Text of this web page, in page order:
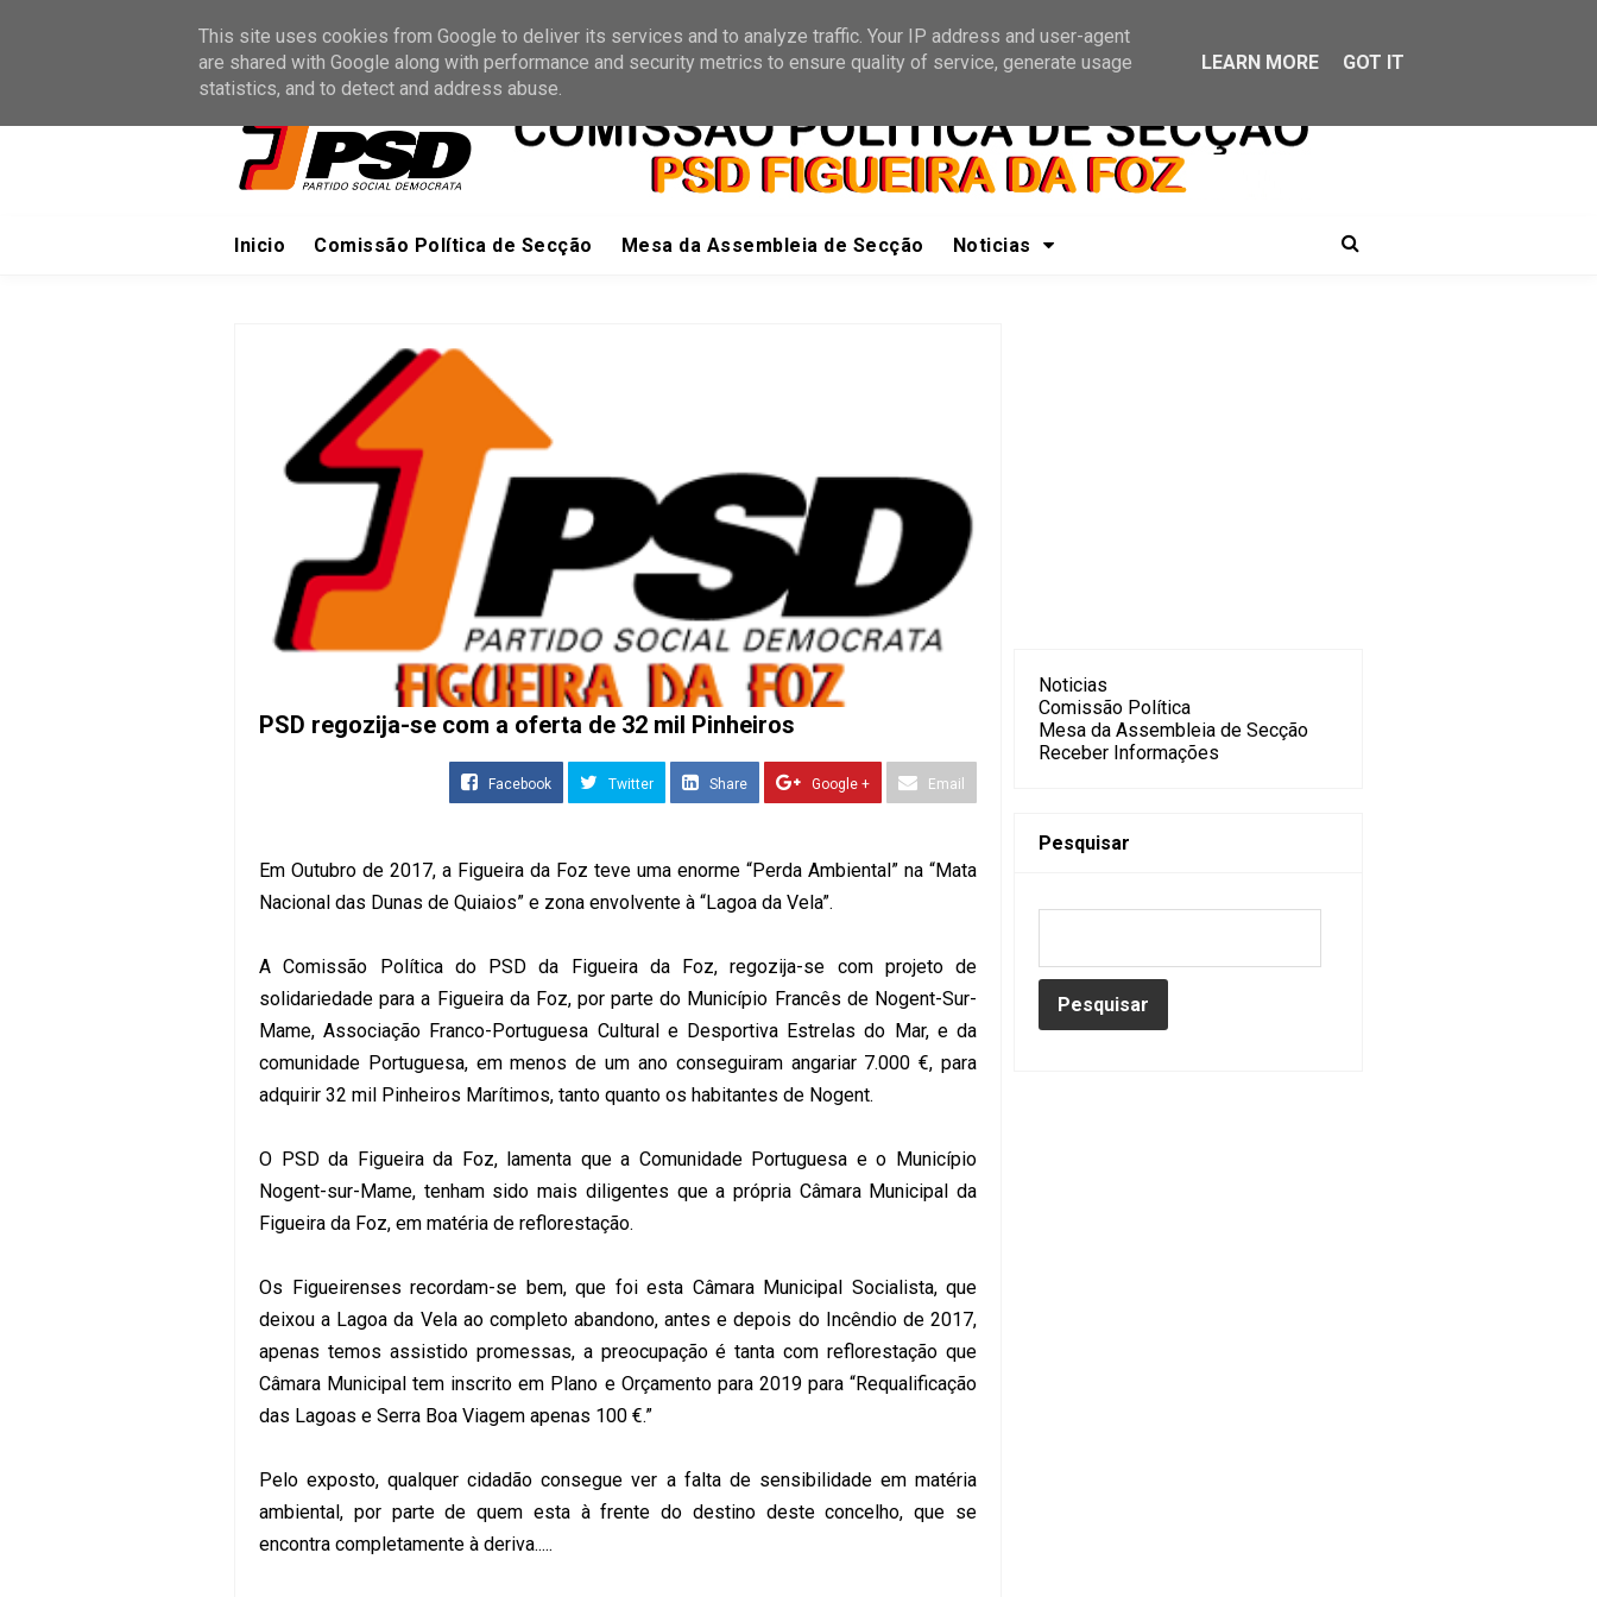
Inicio Sites Oficiais Junte-se a nós Receber Informações
Inicio Comissão Política de Secção Mesa da Assembleia de Secção Noticias
PSD regozija-se com a oferta de 32 mil Pinheiros
Facebook Twitter Share Google + Email
Em Outubro de 2017, a Figueira da Foz teve uma enorme “Perda Ambiental” na “Mata
Nacional das Dunas de Quiaios” e zona envolvente à “Lagoa da Vela”.
A Comissão Política do PSD da Figueira da Foz, regozija-se com projeto de
solidariedade para a Figueira da Foz, por parte do Município Francês de Nogent-Sur-
Mame, Associação Franco-Portuguesa Cultural e Desportiva Estrelas do Mar, e da
comunidade Portuguesa, em menos de um ano conseguiram angariar 7.000 €, para
adquirir 32 mil Pinheiros Marítimos, tanto quanto os habitantes de Nogent.
O PSD da Figueira da Foz, lamenta que a Comunidade Portuguesa e o Município
Nogent-sur-Mame, tenham sido mais diligentes que a própria Câmara Municipal da
Figueira da Foz, em matéria de reflorestação.
Os Figueirenses recordam-se bem, que foi esta Câmara Municipal Socialista, que
deixou a Lagoa da Vela ao completo abandono, antes e depois do Incêndio de 2017,
apenas temos assistido promessas, a preocupação é tanta com reflorestação que
Câmara Municipal tem inscrito em Plano e Orçamento para 2019 para “Requalificação
das Lagoas e Serra Boa Viagem apenas 100 €.”
Pelo exposto, qualquer cidadão consegue ver a falta de sensibilidade em matéria
ambiental, por parte de quem esta à frente do destino deste concelho, que se
encontra completamente à deriva.....
Noticias
Comissão Política
Mesa da Assembleia de Secção
Receber Informações
Pesquisar
This site uses cookies from Google to deliver its services and to analyze traffic. Your IP address and user-agent
are shared with Google along with performance and security metrics to ensure quality of service, generate usage
statistics, and to detect and address abuse.
LEARN MORE GOT IT